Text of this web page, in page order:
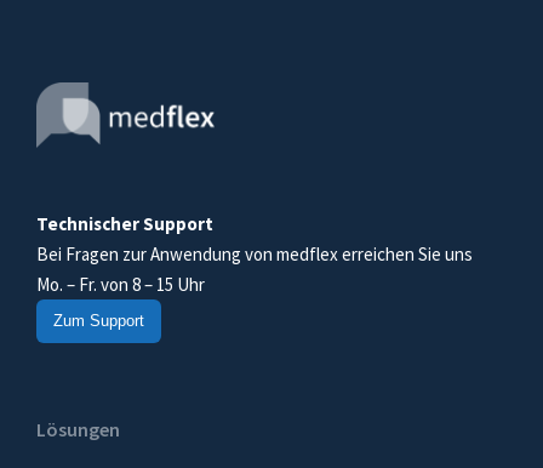
Technischer Support
Bei Fragen zur Anwendung von medflex erreichen Sie uns
Mo. – Fr. von 8 – 15 Uhr
Zum Support
Lösungen